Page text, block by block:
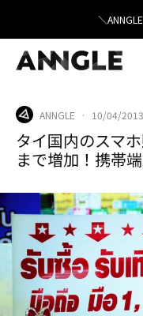
＼
ANNGLE · 10/04/2013
タイ国内のスマ
まで増加！携帯